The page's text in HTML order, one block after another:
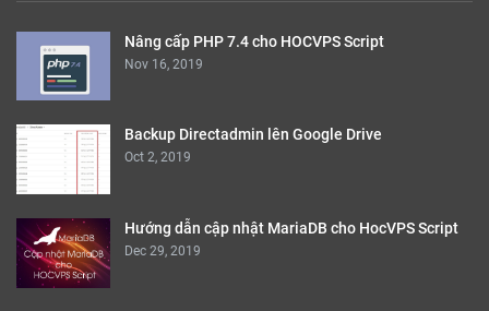
Nâng cấp PHP 7.4 cho HOCVPS Script
Nov 16, 2019
Backup Directadmin lên Google Drive
Oct 2, 2019
Hướng dẫn cập nhật MariaDB cho HocVPS Script
Dec 29, 2019